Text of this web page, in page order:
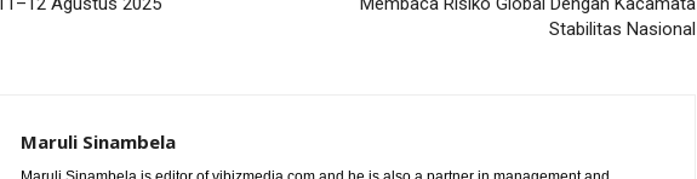
Stabilitas Nasional
Maruli Sinambela